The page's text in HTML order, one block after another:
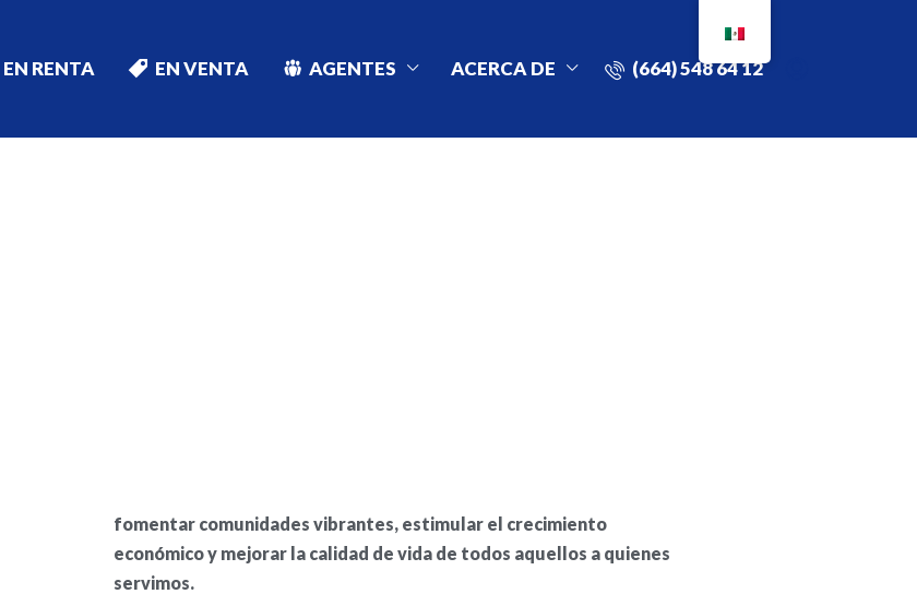
EN RENTA EN VENTA AGENTES ACERCA DE (664) 548 64 12
fomentar comunidades vibrantes, estimular el crecimiento
económico y mejorar la calidad de vida de todos aquellos a quienes
servimos.